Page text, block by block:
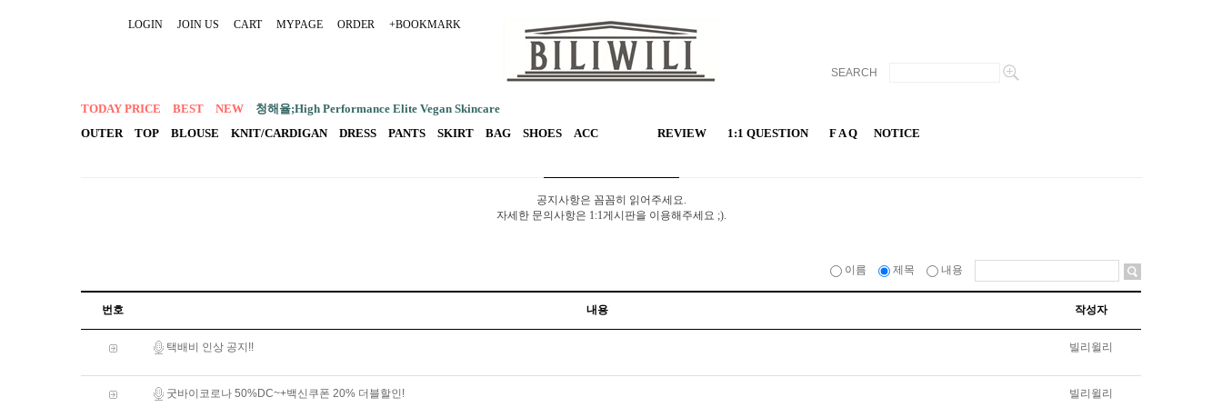
LOGIN JOIN US CART MYPAGE ORDER +BOOKMARK
SEARCH
TODAY PRICE BEST NEW
청해율;High Performance Elite Vegan Skincare
OUTER
TOP BLOUSE KNIT/CARDIGAN DRESS PANTS SKIRT BAG SHOES ACC REVIEW 1:1 QUESTION F A Q NOTICE
공지사항은 꼼꼼히 읽어주세요.
자세한 문의사항은 1:1게시판을 이용해주세요 ;).
이름 제목 내용
번호 내용 작성자
택배비 인상 공지!! 빌리윌리
굿바이코로나 50%DC~+백신쿠폰 20% 더블할인! 빌리윌리